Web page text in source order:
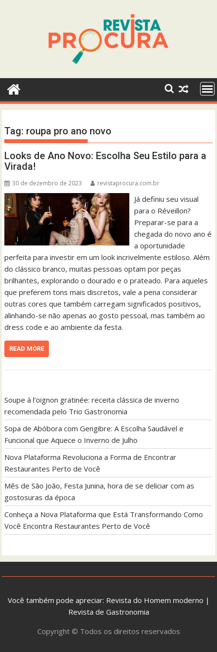
Tag: roupa pro ano novo
Looks de Ano Novo: Escolha Seu Estilo para a
Virada!
30 de dezembro de 2023 revistaprocura.com.br
Já definiu seu visual
para o Réveillon?
Preparar-se para a
chegada do novo ano é
a oportunidade
perfeita para investir em um look incrivelmente estiloso. Além
do clássico branco, muitas pessoas optam por peças
brilhantes, explorando o dourado e o prateado. Para aqueles
que preferem tons mais discretos, vale a pena considerar
outras cores que também carregam significados positivos,
alinhando-se não apenas ao gosto pessoal, mas também ao
dress code e ao ambiente da festa.
READ MORE
Soupe à l’oignon gratinée: receita clássica de inverno
recomendada pelo Trio Gastronomia
Sopa de Abóbora com Gengibre: A Escolha Saudável e
Funcional que Aquece o Inverno de Julho
Nova Plataforma Revoluciona a Forma de Encontrar
Restaurantes Perto de Você
Mês de São João, Festa Junina, hora de se deliciar com as
gostosuras da época
Conheça a Nova Plataforma que Está Transformando Como
Você Encontra Restaurantes Perto de Você
Você também pode apreciar: Revista do Homem moderno |
Revista de Gastronomia
Copyright © Todos os direitos reservados